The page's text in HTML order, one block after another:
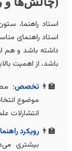
راهنما، ستون
راهنمای مناسب
باشد و هم از نظر
از اهمیت بالایی
تخصص:مطمئن
موضوع انتخابی
انتشارلات علمی
رویکرد راهنمایی:
بیشتری